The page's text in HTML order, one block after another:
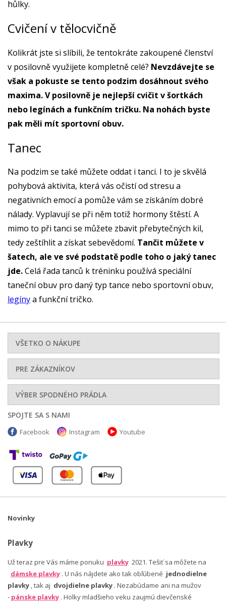
hůlky.
Cvičení v tělocvičně
Kolikrát jste si slíbili, že tentokráte zakoupené členství
v posilovně využijete kompletně celé? Nevzdávejte se
však a pokuste se tento podzim dosáhnout svého
maxima. V posilovně je nejlepší cvičit v šortkách
nebo legínách a funkčním tričku. Na nohách byste
pak měli mít sportovní obuv.
Tanec
Na podzim se také můžete oddat i tanci. I to je skvělá
pohybová aktivita, která vás očistí od stresu a
negativních emocí a pomůže vám se získáním dobré
nálady. Vyplavují se při něm totiž hormony štěstí. A
mimo to při tanci se můžete zbavit přebytečných kil,
tedy zeštíhlit a získat sebevědomí. Tančit můžete v
šatech, ale ve své podstatě podle toho o jaký tanec
jde.Celá řada tanců k tréninku používá speciální
taneční obuv pro daný typ tance nebo sportovní obuv,
legínya funkční tričko.
VŠETKO O NÁKUPE
PRE ZÁKAZNÍKOV
VÝBER SPODNÉHO PRÁDLA
SPOJTE SA S NAMI
Facebook Instagram Youtube
Novinky
Plavky
Už teraz pre Vás máme ponuku plavky 2021. Tešiť sa môžete na
dámske plavky . U nás nájdete ako tak obľúbené jednodielne
plavky , tak aj dvojdielne plavky . Nezabúdame ani na mužov
- pánske plavky . Holky mladšieho veku zaujmú dievčenské